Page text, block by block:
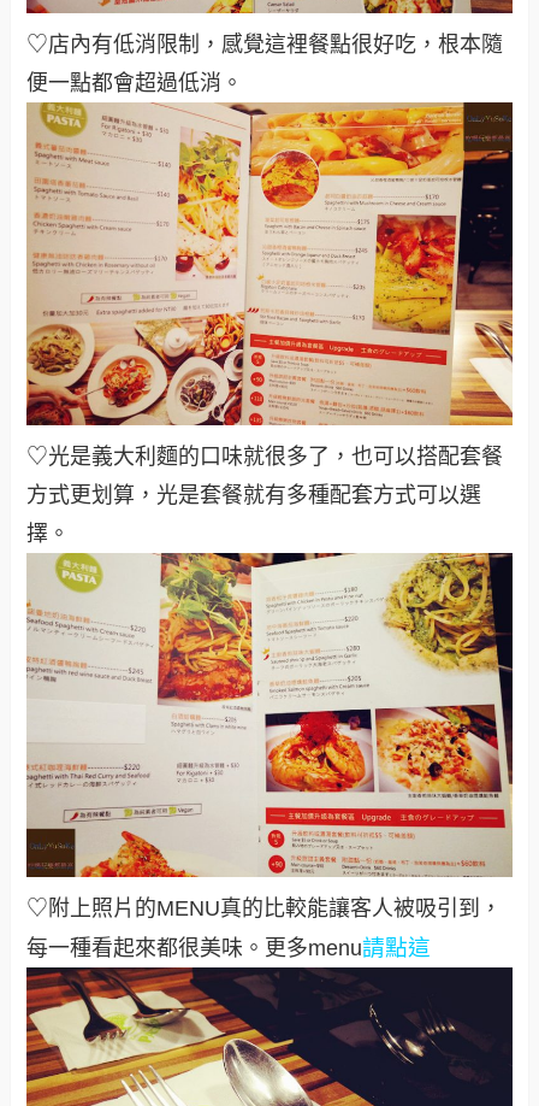
♡店內有低消限制，感覺這裡餐點很好吃，根本隨
便一點都會超過低消 。
♡光是義大利麵的口味就很多了，也可以搭配套餐
方式更划算，光是套餐就有多種配套方式可以選
擇 。
♡附上照片的MENU真的比較能讓客人被吸引到，
每一種看起來都很美味 。更多menu請點這